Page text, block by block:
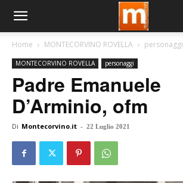
Home MONTECORVINO ROVELLA personaggi
MONTECORVINO ROVELLA personaggi
Padre Emanuele
D’Arminio, ofm
Di Montecorvino.it - 22 Luglio 2021